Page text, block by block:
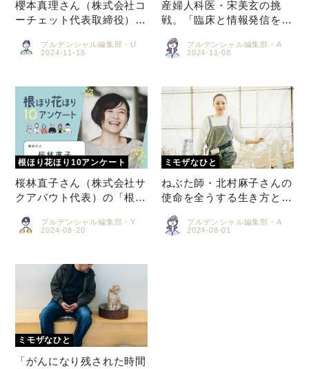
根ほり花ほり10アンケート
プライバシーポリシー
櫻本真理さん（株式会社コ
ーチェット代表取締役）の
ト」
プルデンシャル編集部・U
産婦人科医・宋美玄の挑
戦。「臨床と情報発信を続
う変わった？」
プルデンシャル編集部・A
桜林直子さん（株式会社サ
クアバウト代表）の「根ほ
プルデンシャル編集部・Y
ねぶた師・北村麻子さんの
使命を全うする生き方と
学び、青森の伝統を受け継
プルデンシャル編集部・A
「がんになり残された時間